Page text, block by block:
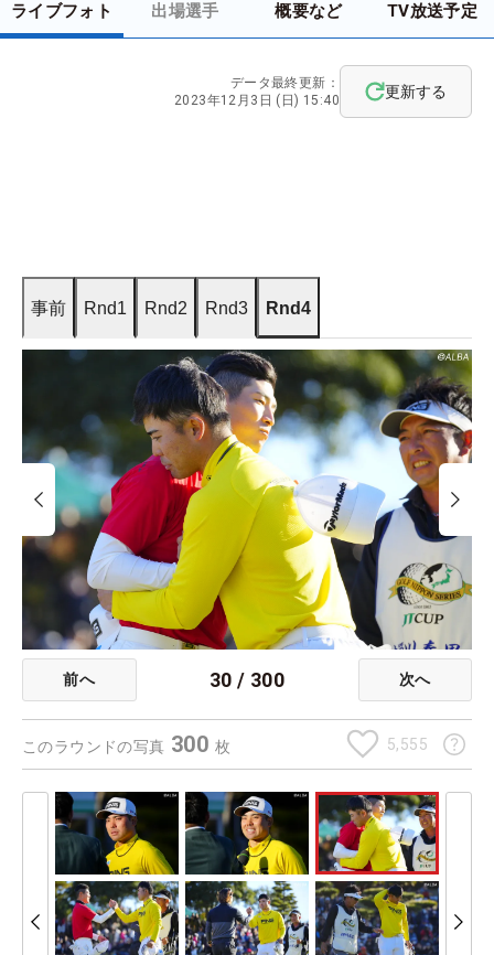
ライブフォト 出場選手 概要など TV放送予定
データ最終更新：
2023年12月3日 (日) 15:40
更新する
事前 Rnd1 Rnd2 Rnd3 Rnd4
前へ 30 / 300 次へ
このラウンドの写真 300 枚 5,555